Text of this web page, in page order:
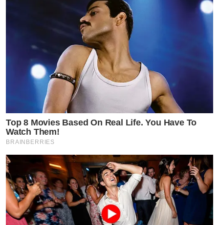
Top 8 Movies Based On Real Life. You Have To
Watch Them!
BRAINBERRIES